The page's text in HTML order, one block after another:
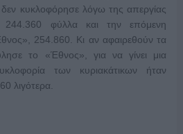
κυκλοφόρησε λόγω της απεργίας
244.360 φύλλα και την επόμενη
254.860. Κι αν αφαιρεθούν τα
το «Έθνος», για να γίνει μια
των κυριακάτικων ήταν
λιγότερα.